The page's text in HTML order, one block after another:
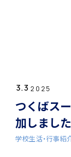
3.3 2025
つくばス
加しました
学校生活・行事紹
学校長挨